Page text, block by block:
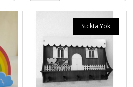
Stokta Yok